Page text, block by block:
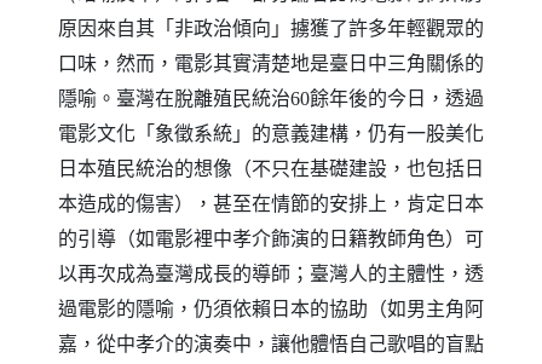
原因來自其「非政治傾向」擄獲了許多年輕觀眾的
口味，然而，電影其實清楚地是臺日中三角關係的
隱喻。臺灣在脫離殖民統治60餘年後的今日，透過
電影文化「象徵系統」的意義建構，仍有一股美化
日本殖民統治的想像 （不只在基礎建設，也包括日
本造成的傷害）
，甚至在情節的安排上，肯定日本
的引導 （如電影裡中孝介飾演的日籍教師角色）可
以再次成為臺灣成長的導師；臺灣人的主體性，透
過電影的隱喻，仍須依賴日本的協助 （如男主角阿
嘉，從中孝介的演奏中，讓他體悟自己歌唱的盲點